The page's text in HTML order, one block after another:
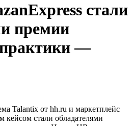
стали
премии
—
Talantix от hh.ru и маркетплейс
кейсом стали обладателями